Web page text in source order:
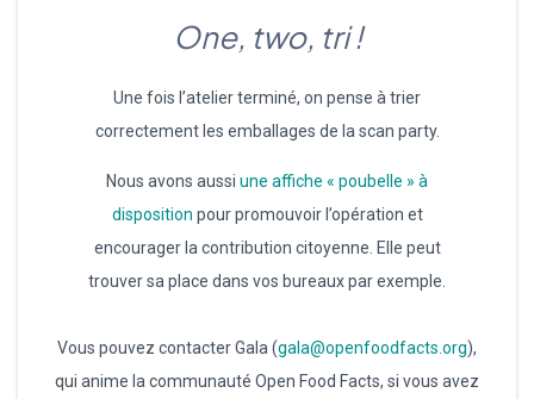
One, two, tri !
Une fois l’atelier terminé, on pense à trier
correctement les emballages de la scan party.
Nous avons aussi une affiche « poubelle » à
disposition pour promouvoir l’opération et
encourager la contribution citoyenne. Elle peut
trouver sa place dans vos bureaux par exemple.
Vous pouvez contacter Gala (gala@openfoodfacts.org),
qui anime la communauté Open Food Facts, si vous avez